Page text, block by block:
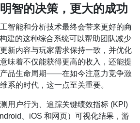
智的决策，更大的成功
智能和分析技术最终会带来更好的商
建的这种综合系统可以帮助团队减少
新内容与玩家需求保持一致，并优化
味着不仅能获得更高的收入，还能提
品生命周期——在如今注意力竞争激
系的时代，这一点至关重要。
用户行为、追踪关键绩效指标 (KPI)
、iOS 和网页）可视化结果，游